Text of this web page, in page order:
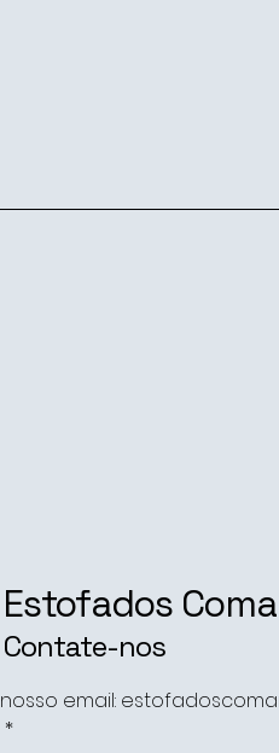
Estofados
Contate-nos
nosso email:
*